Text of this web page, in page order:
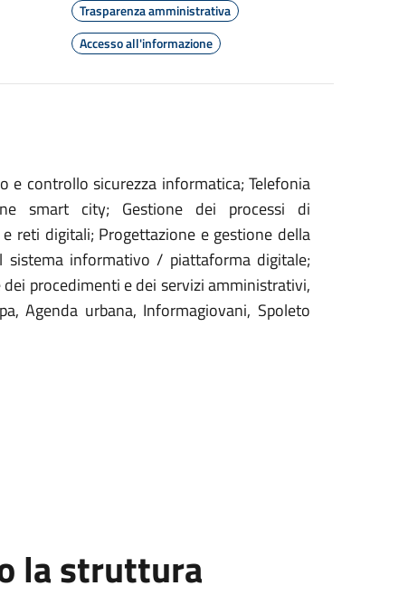
Trasparenza amministrativa
Accesso all'informazione
e controllo sicurezza informatica; Telefonia
smart city; Gestione dei processi di
reti digitali; Progettazione e gestione della
sistema informativo / piattaforma digitale;
procedimenti e dei servizi amministrativi,
Agenda urbana, Informagiovani, Spoleto
la struttura